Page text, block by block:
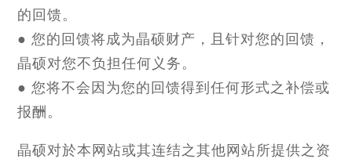
的回馈。
● 您的回馈将成为晶硕财产，且针对您的回馈，
晶硕对您不负担任何义务。
● 您将不会因为您的回馈得到任何形式之补偿或
报酬。
晶硕对於本网站或其连结之其他网站所提供之资